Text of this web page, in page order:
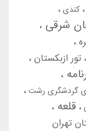
کندی
شرقی
تور ازبکستان
گردشگری رشت
قلعه
تهران